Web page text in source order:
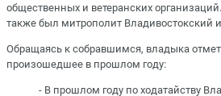
общественных и ветеранских
также был митрополит Владивостокский
Обращаясь к собравшимся, владыка
произошедшее в прошлом году:
- В прошлом году по ходатайству